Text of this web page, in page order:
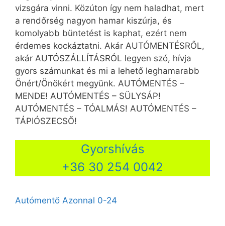
vizsgára vinni. Közúton így nem haladhat, mert
a rendőrség nagyon hamar kiszúrja, és
komolyabb büntetést is kaphat, ezért nem
érdemes kockáztatni. Akár AUTÓMENTÉSRŐL,
akár AUTÓSZÁLLÍTÁSRÓL legyen szó, hívja
gyors számunkat és mi a lehető leghamarabb
Önért/Önökért megyünk. AUTÓMENTÉS –
MENDE! AUTÓMENTÉS – SÜLYSÁP!
AUTÓMENTÉS – TÓALMÁS! AUTÓMENTÉS –
TÁPIÓSZECSŐ!
Gyorshívás
+36 30 254 0042
Autómentő Azonnal 0-24